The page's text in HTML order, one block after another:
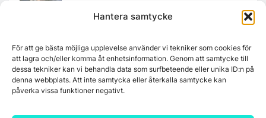
Hantera samtycke
För att ge bästa möjliga upplevelse använder vi tekniker som cookies för
att lagra och/eller komma åt enhetsinformation. Genom att samtycke till
dessa tekniker kan vi behandla data som surfbeteende eller unika ID:n på
denna webbplats. Att inte samtycka eller återkalla samtycke kan
påverka vissa funktioner negativt.
7A återöppnar mötesvåning på Vasagatan